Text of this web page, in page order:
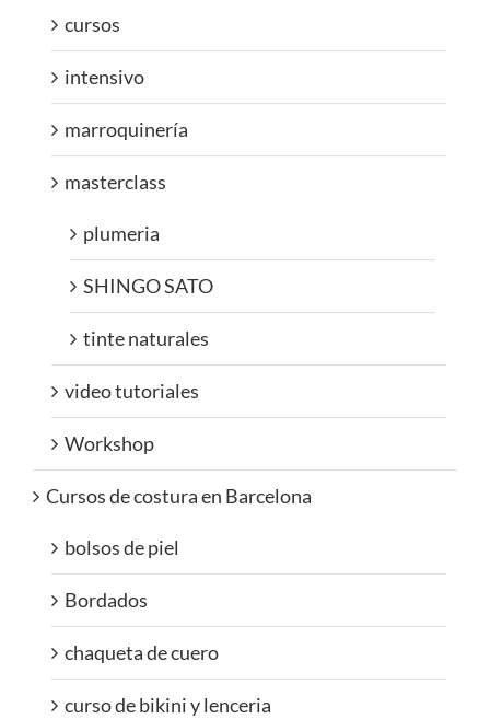
cursos
intensivo
marroquinería
masterclass
plumeria
SHINGO SATO
tinte naturales
video tutoriales
Workshop
Cursos de costura en Barcelona
bolsos de piel
Bordados
chaqueta de cuero
curso de bikini y lenceria